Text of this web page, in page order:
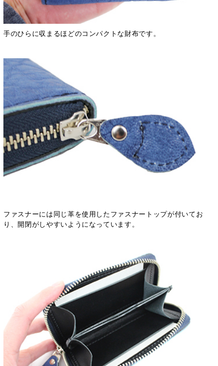
手のひらに収まるほどのコンパクトな財布です。
ファスナーには同じ革を使用したファスナートップが付いてお
り、開閉がしやすいようになっています。